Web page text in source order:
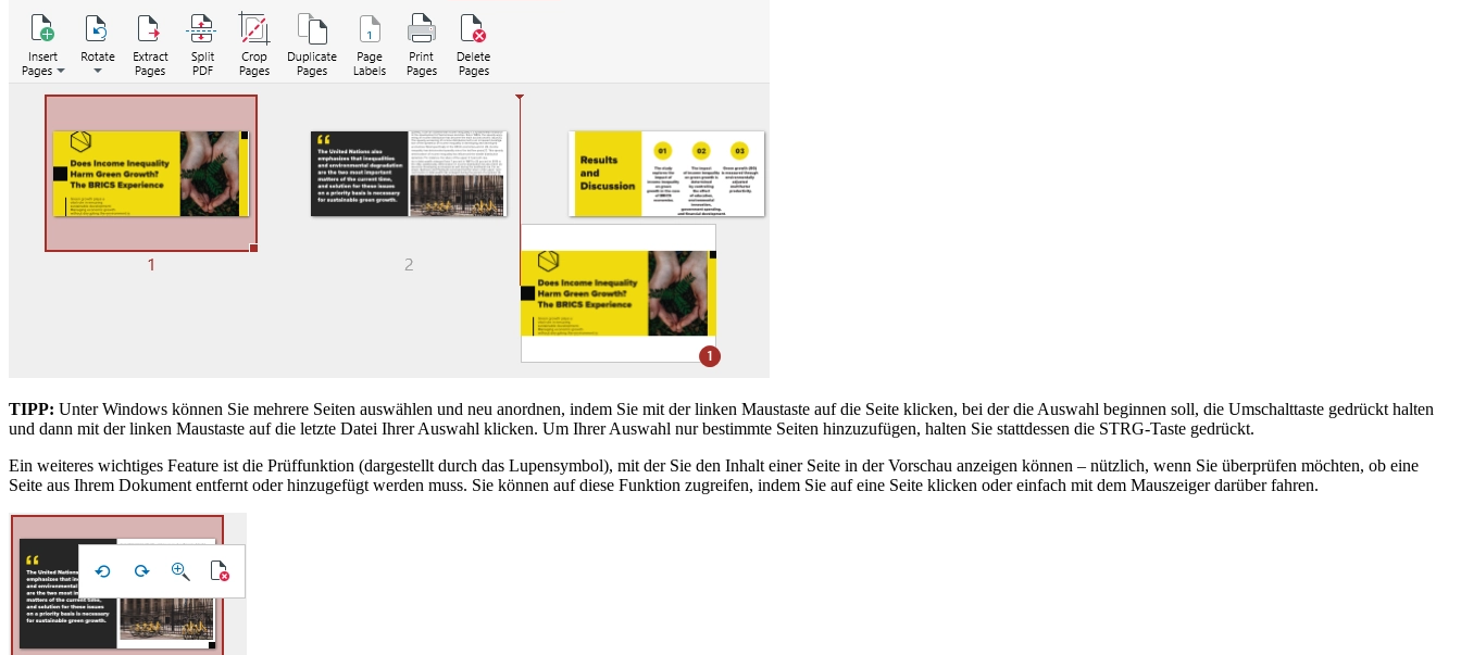
TIPP: Unter Windows können Sie mehrere Seiten auswählen und neu anordnen, indem Sie mit der linken Maustaste auf die Seite klicken, bei der die Auswahl beginnen soll, die Umschalttaste gedrückt halten
und dann mit der linken Maustaste auf die letzte Datei Ihrer Auswahl klicken. Um Ihrer Auswahl nur bestimmte Seiten hinzuzufügen, halten Sie stattdessen die STRG-Taste gedrückt.
Ein weiteres wichtiges Feature ist die Prüffunktion (dargestellt durch das Lupensymbol), mit der Sie den Inhalt einer Seite in der Vorschau anzeigen können – nützlich, wenn Sie überprüfen möchten, ob eine
Seite aus Ihrem Dokument entfernt oder hinzugefügt werden muss. Sie können auf diese Funktion zugreifen, indem Sie auf eine Seite klicken oder einfach mit dem Mauszeiger darüber fahren.